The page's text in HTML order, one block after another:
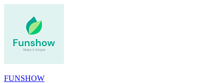
FUNSHOW